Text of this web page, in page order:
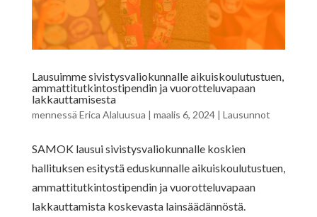
Lausuimme sivistysvaliokunnalle aikuiskoulutustuen,
ammattitutkintostipendin ja vuorotteluvapaan
lakkauttamisesta
mennessä Erica Alaluusua | maalis 6, 2024| Lausunnot
SAMOK lausui sivistysvaliokunnalle koskien
hallituksen esitystä eduskunnalle aikuiskoulutustuen,
ammattitutkintostipendin ja vuorotteluvapaan
lakkauttamista koskevasta lainsäädännöstä.